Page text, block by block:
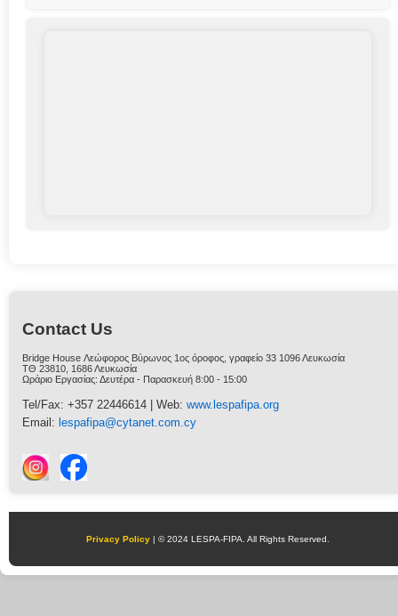
Contact Us
Βridge House Λεώφορος Βύρωνος 1ος όροφος, γραφείο 33 1096 Λευκωσία
ΤΘ 23810, 1686 Λευκωσία
Ωράριο Εργασίας: Δευτέρα - Παρασκευή 8:00 - 15:00
Tel/Fax: +357 22446614 | Web: www.lespafipa.org
Email: lespafipa@cytanet.com.cy
Privacy Policy | © 2024 LESPA-FIPA. All Rights Reserved.